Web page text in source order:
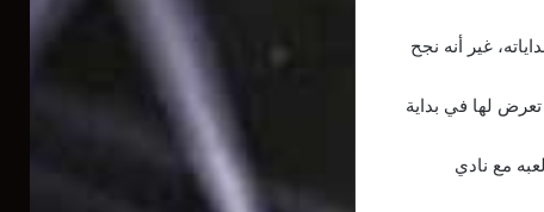
غير أنه نجح
لها في بداية
سنة 2008، وذلك في فترة لعبه مع نادي